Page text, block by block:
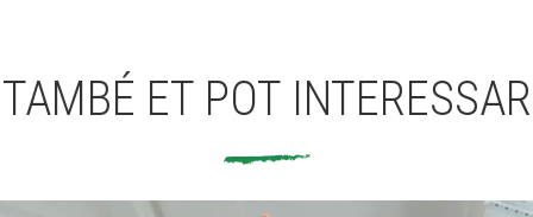
TAMBÉ ET POT INTERESSAR